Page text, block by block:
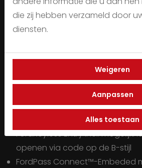
Elektrisch bedienbare
Elektrisch inklapbare buitenspiegels incl.
omgevingsverlichting
Elektrisch verstelbare en verwarmbare
buitenspiegels incl.
Elektrisch verwarmbare voorruit
Elektrische ramen achter
Elektrische ramen voor
Elektronisch Stabiliteits
FordKeyless Entry incl. mogelijkheid om deur te
openen via code op de B-stijl
FordPass Connect™-Embeded
die zij hebben verzameld door
diensten.
Weigeren
Aanpassen
Alles toestaan